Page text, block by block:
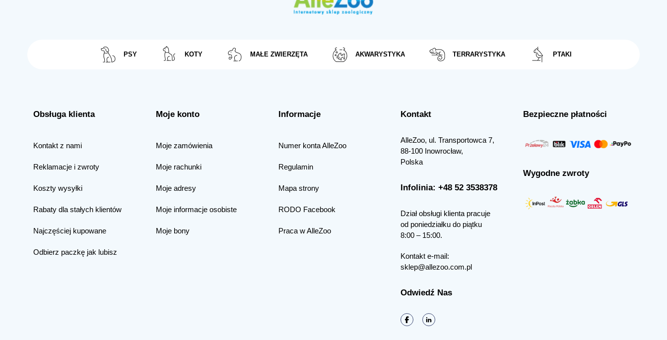
PSY KOTY MAŁE ZWIERZĘTA AKWARYSTYKA TERRARYSTYKA PTAKI
Obsługa klienta
Kontakt z nami
Reklamacje i zwroty
Koszty wysyłki
Rabaty dla stałych klientów
Najczęściej kupowane
Odbierz paczkę jak lubisz
Moje konto
Moje zamówienia
Moje rachunki
Moje adresy
Moje informacje osobiste
Moje bony
Informacje
Numer konta AlleZoo
Regulamin
Mapa strony
RODO Facebook
Praca w AlleZoo
Kontakt
AlleZoo, ul. Transportowca 7,
88-100 Inowrocław,
Polska
Infolinia: +48 52 3538378
Dział obsługi klienta pracuje
od poniedziałku do piątku
8:00 – 15:00.
Kontakt e-mail:
sklep@allezoo.com.pl
Odwiedź Nas
Bezpieczne płatności
Wygodne zwroty